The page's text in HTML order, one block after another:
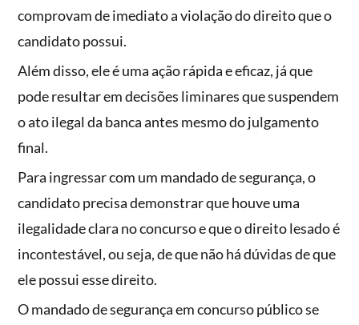
comprovam de imediato a violação do direito que o
candidato possui.
Além disso, ele é uma ação rápida e eficaz, já que
pode resultar em decisões liminares que suspendem
o ato ilegal da banca antes mesmo do julgamento
final.
Para ingressar com um mandado de segurança, o
candidato precisa demonstrar que houve uma
ilegalidade clara no concurso e que o direito lesado é
incontestável, ou seja, de que não há dúvidas de que
ele possui esse direito.
O mandado de segurança em concurso público se